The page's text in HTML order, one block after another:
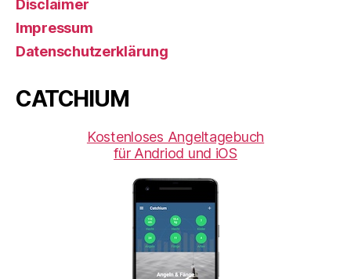
Disclaimer
Impressum
Datenschutzerklärung
CATCHIUM
Kostenloses Angeltagebuch
für Andriod und iOS